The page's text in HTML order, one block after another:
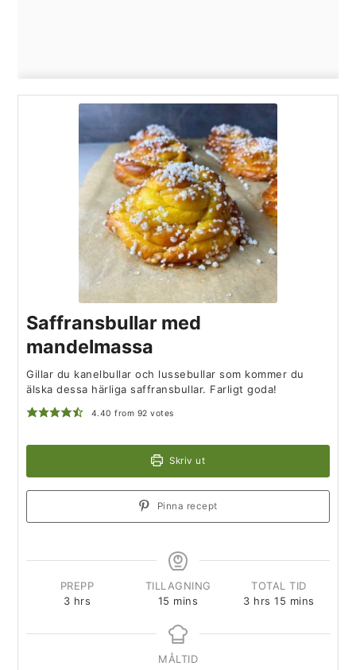
Saffransbullar med
mandelmassa
Gillar du kanelbullar och lussebullar som kommer du
älska dessa härliga saffransbullar. Farligt goda!
4.40 from 92 votes
Skriv ut
Pinna recept
PREPP
3 hrs
TILLAGNING
15 mins
TOTAL TID
3 hrs 15 mins
MÅLTID